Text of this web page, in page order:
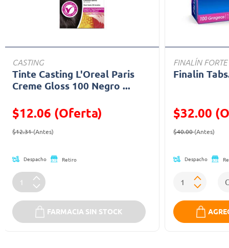
CASTING
Tinte Casting L'Oreal Paris
Creme Gloss 100 Negro ...
$12.06 (Oferta)
Precio reducido de
$12.31(Antes)
Despacho Retiro
FARMACIA SIN STOCK
FINALÍN FORTE
Finalin
$32.00
Precio
$40.00(Antes)
Despacho